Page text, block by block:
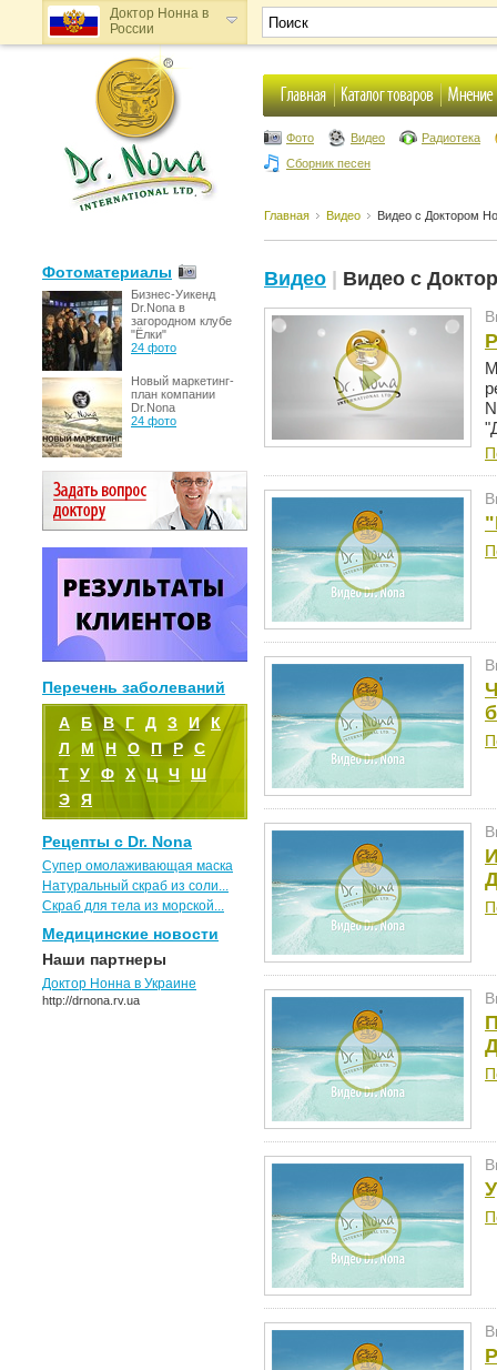
Доктор Нонна в
России
Доктор Нонна в
Украине
Фото Видео
Радиотека
Сборник песен
Главная Видео Видео с Доктором
Фотоматериалы
Бизнес-Уикенд
Dr.Nona в
загородном клубе
"Ёлки"
24 фото
Новый маркетинг-
план компании
Dr.Nona
24 фото
Перечень заболеваний
А
Б В Г Д З И
К
Л
М Н О П Р
С
Т
У Ф Х Ц Ч
Ш
Э
Я
Рецепты с Dr. Nona
Супер омолаживающая маска
Натуральный скраб из соли...
Скраб для тела из морской...
Медицинские новости
Наши партнеры
Доктор Нонна в Украине
http://drnona.rv.ua
Видео Видео с